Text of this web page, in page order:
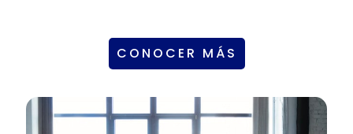
CONOCER MÁS